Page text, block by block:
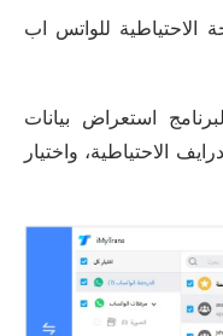
الاحتياطية للواتس اب
استعراض بيانات
الاحتياطية، واختيار